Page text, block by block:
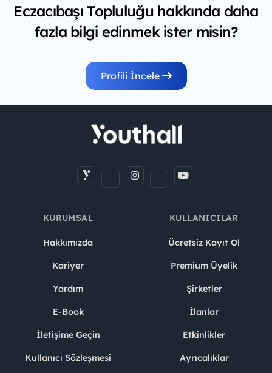
Eczacıbaşı Topluluğu hakkında daha
fazla bilgi edinmek ister misin?
Profili İncele
KURUMSAL
Hakkımızda
Kariyer
Yardım
E-Book
İletişime Geçin
Kullanıcı Sözleşmesi
KULLANICILAR
Ücretsiz Kayıt Ol
Premium Üyelik
Şirketler
İlanlar
Etkinlikler
Ayrıcalıklar